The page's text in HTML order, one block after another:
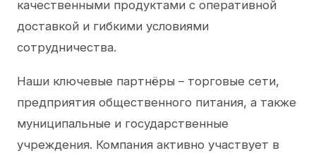
качественными продуктами с оперативной
доставкой и гибкими условиями
сотрудничества.
Наши ключевые партнёры – торговые сети,
предприятия общественного питания, а также
муниципальные и государственные
учреждения. Компания активно участвует в